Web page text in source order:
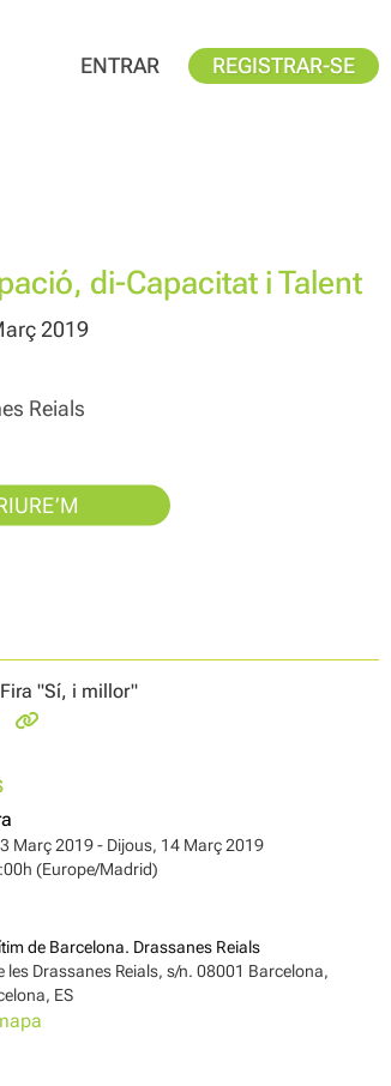
ENTRAR REGISTRAR-SE
di-Capacitat i Talent
2019
Reials
Fira "Sí, i millor"
Març 2019 - Dijous, 14 Març 2019
(Europe/Madrid)
de Barcelona. Drassanes Reials
les Drassanes Reials, s/n. 08001 Barcelona,
ES